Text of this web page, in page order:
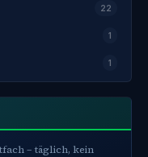
22
1
1
– täglich, kein